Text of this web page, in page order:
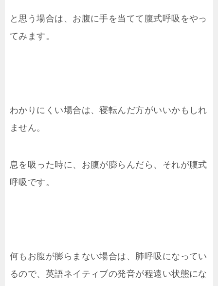
と思う場合は、お腹に手を当てて腹式呼吸をやっ
てみます。
わかりにくい場合は、寝転んだ方がいいかもしれ
ません。
息を吸った時に、お腹が膨らんだら、それが腹式
呼吸です。
何もお腹が膨らまない場合は、肺呼吸になってい
るので、英語ネイティブの発音が程遠い状態にな